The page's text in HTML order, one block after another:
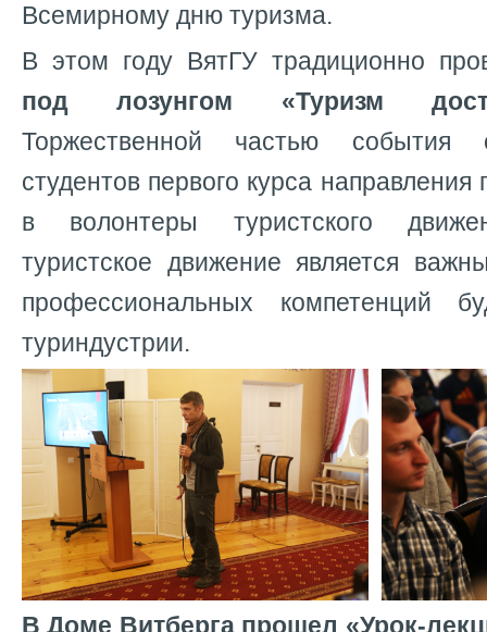
Всемирному дню туризма.
В этом году ВятГУ традиционно
под лозунгом «Туризм
Торжественной частью события
студентов первого курса направления
в волонтеры туристского
туристское движение является
профессиональных компетенций
туриндустрии.
В Доме Витберга прошел «Урок-